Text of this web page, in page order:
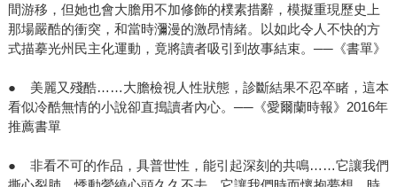
間游移，但她也會大膽用不加修飾的樸素措辭，模擬重現歷史上
那場嚴酷的衝突，和當時瀰漫的激昂情緒。以如此令人不快的方
式描摹光州民主化運動，竟將讀者吸引到故事結束。──《書單》
● 美麗又殘酷……大膽檢視人性狀態，診斷結果不忍卒睹，這本
看似冷酷無情的小說卻直搗讀者內心。──《愛爾蘭時報》2016年
推薦書單
● 非看不可的作品，具普世性，能引起深刻的共鳴……它讓我們